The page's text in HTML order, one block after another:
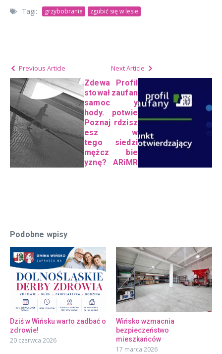
Tagi: grzybobranie zgubić się w lesie
Previous Article
Zdewa
stował
samoc
hody.
Poznaj
esz
tego
mężcz
yznę?
Next Article
Profil
zaufan
y
potwie
rdzisz
w
siedzi
bie
ARiMR
Podobne wpisy
Dziś w Wińsku warto zadbać o
zdrowie!
20 czerwca 2026
Wińsko wzmacnia
bezpieczeństwo
mieszkańców
17 marca 2026